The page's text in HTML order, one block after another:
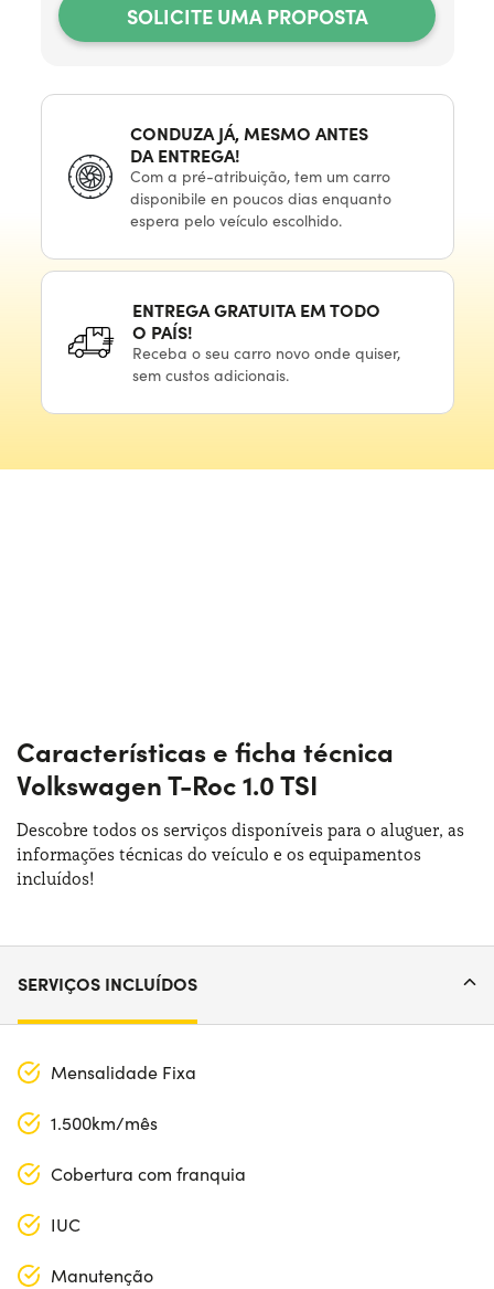
SOLICITE UMA PROPOSTA
CONDUZA JÁ, MESMO ANTES
DA ENTREGA!
Com a pré-atribuição,tem um carro
disponibile en poucosdias enquanto
espera pelo veículoescolhido.
ENTREGA GRATUITA EM TODO
O PAÍS!
Receba o seu carro novo onde quiser,
sem custos adicionais.
Características e ficha técnica
Volkswagen T-Roc 1.0 TSI
Descobre todos os serviços disponíveis para o aluguer, as
informações técnicas do veículo e os equipamentos
incluídos!
SERVIÇOS INCLUÍDOS
Mensalidade Fixa
1.500km/mês
Cobertura com franquia
IUC
Manutenção